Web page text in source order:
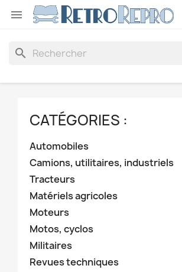

search
CATÉGORIES :
Automobiles
Camions, utilitaires, industriels
Tracteurs
Matériels agricoles
Moteurs
Motos, cyclos
Militaires
Revues techniques